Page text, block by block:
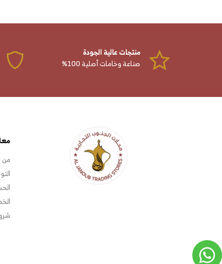
منتجات عالية الجودة
صناعة وخامات أصلية 100%
من